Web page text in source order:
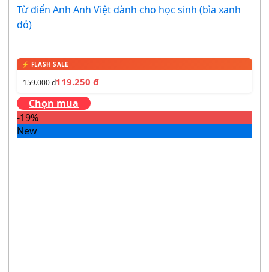
Từ điển Anh Anh Việt dành cho học sinh (bìa xanh
đỏ)
159.000₫119.250 ₫
Chọn mua
-19%
New